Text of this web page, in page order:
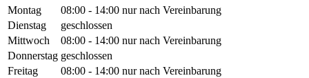
Montag
08:00 - 14:00 nur nach Vereinbarung
Dienstag
geschlossen
Mittwoch
08:00 - 14:00 nur nach Vereinbarung
Donnerstag geschlossen
Freitag
08:00 - 14:00 nur nach Vereinbarung